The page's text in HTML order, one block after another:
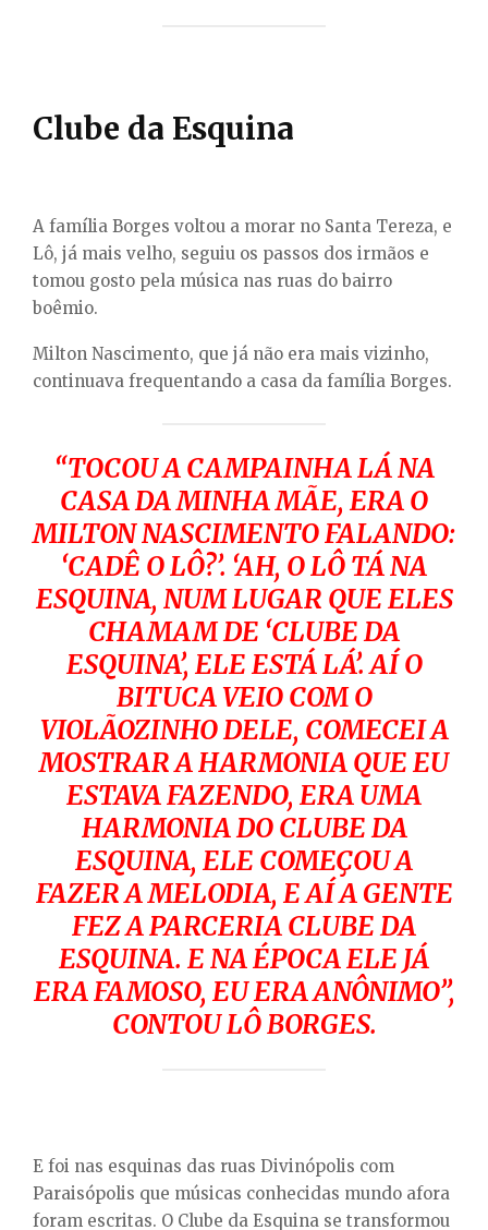
Clube da Esquina
A família Borges voltou a morar no Santa Tereza, e
Lô, já mais velho, seguiu os passos dos irmãos e
tomou gosto pela música nas ruas do bairro
boêmio.
Milton Nascimento, que já não era mais vizinho,
continuava frequentando a casa da família Borges.
“TOCOU A CAMPAINHA LÁ NA
CASA DA MINHA MÃE, ERA O
MILTON NASCIMENTO FALANDO:
‘CADÊ O LÔ?’. ‘AH, O LÔ TÁ NA
ESQUINA, NUM LUGAR QUE ELES
CHAMAM DE ‘CLUBE DA
ESQUINA’, ELE ESTÁ LÁ’. AÍ O
BITUCA VEIO COM O
VIOLÃOZINHO DELE, COMECEI A
MOSTRAR A HARMONIA QUE EU
ESTAVA FAZENDO, ERA UMA
HARMONIA DO CLUBE DA
ESQUINA, ELE COMEÇOU A
FAZER A MELODIA, E AÍ A GENTE
FEZ A PARCERIA CLUBE DA
ESQUINA. E NA ÉPOCA ELE JÁ
ERA FAMOSO, EU ERA ANÔNIMO”,
CONTOU LÔ BORGES.
E foi nas esquinas das ruas Divinópolis com
Paraisópolis que músicas conhecidas mundo afora
foram escritas. O Clube da Esquina se transformou